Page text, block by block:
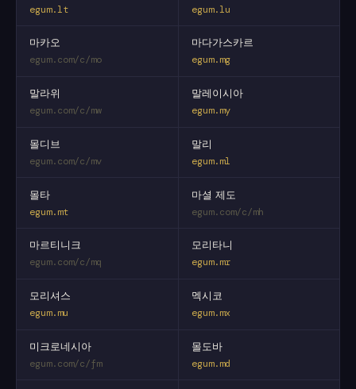
egum.lt egum.lu
마카오
egum.com/c/mo
마다가스카르
egum.mg
말라위
egum.com/c/mw
말레이시아
egum.my
몰디브
egum.com/c/mv
말리
egum.ml
몰타
egum.mt
마셜 제도
egum.com/c/mh
마르티니크
egum.com/c/mq
모리타니
egum.mr
모리셔스
egum.mu
멕시코
egum.mx
미크로네시아
egum.com/c/fm
몰도바
egum.md